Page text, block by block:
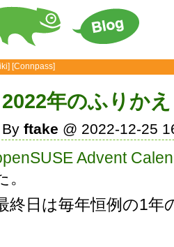
[Connpass]
2022年のふりか
By ftake @ 2022-12-25
Advent
。
終日は毎年恒例の1